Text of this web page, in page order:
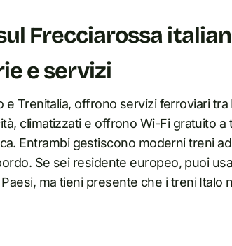
Frecciarossa
e servizi
e Trenitalia, offrono servizi ferroviari tra
climatizzati e offrono Wi-Fi gratuito a
Entrambi gestiscono moderni treni
Se sei residente europeo, puoi
ma tieni presente che i treni Italo